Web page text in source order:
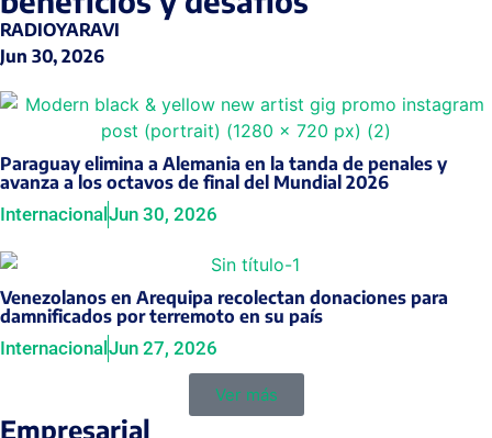
RADIOYARAVI
Jun 30, 2026
Paraguay elimina a Alemania en la tanda de penales y
avanza a los octavos de final del Mundial 2026
InternacionalJun 30, 2026
Venezolanos en Arequipa recolectan donaciones para
damnificados por terremoto en su país
Internacional Jun 27, 2026
Ver más
Empresarial